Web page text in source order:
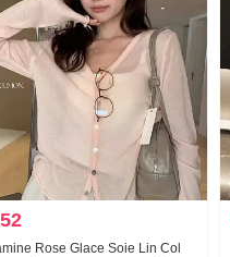
Rose Glace Soie Lin Col